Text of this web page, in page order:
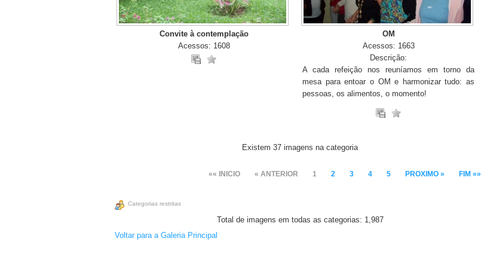
Convite à contemplação
Acessos: 1608
OM
Acessos: 1663
Descrição:
A cada refeição nos reuníamos em torno da
mesa para entoar o OM e harmonizar tudo: as
pessoas, os alimentos, o momento!
Existem 37 imagens na categoria
«« INICIO « ANTERIOR 1 2 3 4 5 PROXIMO » FIM »»
Categorias restritas
Total de imagens em todas as categorias: 1,987
Voltar para a Galeria Principal